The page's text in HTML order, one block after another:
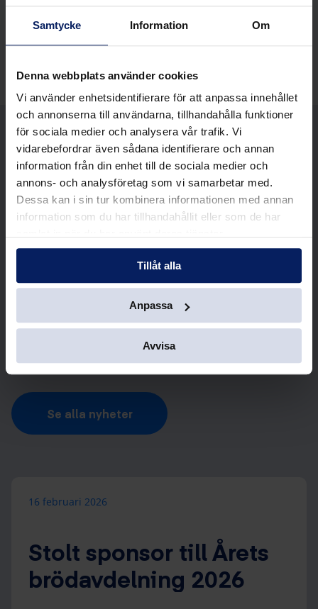
Samtycke Information Om
Denna webbplats använder cookies
Vi använder enhetsidentifierare för att anpassa innehållet
och annonserna till användarna, tillhandahålla funktioner
för sociala medier och analysera vår trafik. Vi
vidarebefordrar även sådana identifierare och annan
information från din enhet till de sociala medier och
annons- och analysföretag som vi samarbetar med.
Dessa kan i sin tur kombinera informationen med annan
information som du har tillhandahållit eller som de har
Tillåt alla
Anpassa
Avvisa
Nyheter
Följ med i allt som händer hos Polfärskt –
från nyheter och affärsutveckling till
samarbeten och andra viktiga händelser
Se alla nyheter
16 februari 2026
Stolt sponsor till Årets
brödavdelning 2026